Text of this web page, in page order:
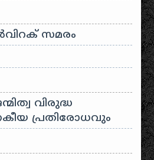
സമരം
വിരുദ്ധ
പ്രതിരോധവും